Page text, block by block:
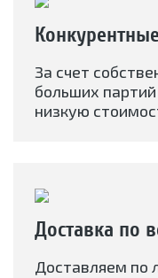
За счет
больших
низкую
Доставка по
Доставляем по